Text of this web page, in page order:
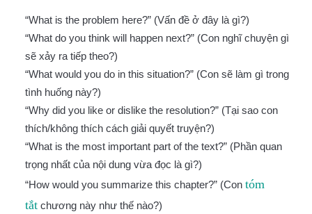
“What is the problem here?” (Vấn đề ở đây là gì?)
“What do you think will happen next?” (Con nghĩ chuyện gì
sẽ xảy ra tiếp theo?)
“What would you do in this situation?” (Con sẽ làm gì trong
tình huống này?)
“Why did you like or dislike the resolution?” (Tại sao con
thích/không thích cách giải quyết truyện?)
“What is the most important part of the text?” (Phần quan
trọng nhất của nội dung vừa đọc là gì?)
“How would you summarize this chapter?” (Con tóm
tắt chương này như thế nào?)